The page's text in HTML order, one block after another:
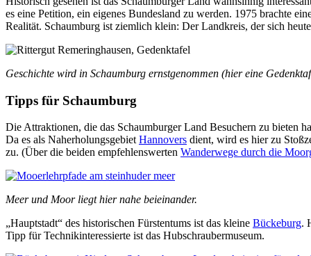
es eine Petition, ein eigenes Bundesland zu werden. 1975 brachte
Realität. Schaumburg ist ziemlich klein: Der Landkreis, der sich
Geschichte wird in Schaumburg ernstgenommen (hier eine
Tipps für Schaumburg
Die Attraktionen, die das Schaumburger Land Besuchern zu bieten
Da es als Naherholungsgebiet Hannovers dient, wird es hier zu
zu. (Über die beiden empfehlenswerten Wanderwege durch die
Meer und Moor liegt hier nahe beieinander.
„Hauptstadt“ des historischen Fürstentums ist das kleine Bückeburg.
Tipp für Technikinteressierte ist das Hubschraubermuseum.